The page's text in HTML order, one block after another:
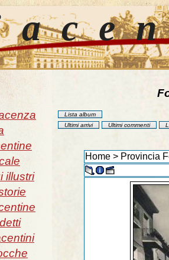
illustri
Lista album
Ultimi arrivi
Ultimi commenti
Home> Provincia